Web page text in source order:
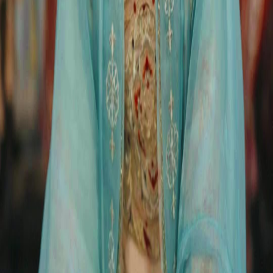
NetShort | All Rights Reserved | NETSTORY PTE. LTD.
Início